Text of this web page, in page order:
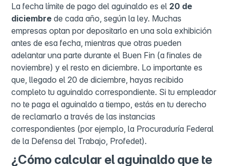
La fecha límite de pago del aguinaldo es el 20 de
diciembre de cada año, según la ley. Muchas
empresas optan por depositarlo en una sola exhibición
antes de esa fecha, mientras que otras pueden
adelantar una parte durante el Buen Fin (a finales de
noviembre) y el resto en diciembre. Lo importante es
que, llegado el 20 de diciembre, hayas recibido
completo tu aguinaldo correspondiente. Si tu empleador
no te paga el aguinaldo a tiempo, estás en tu derecho
de reclamarlo a través de las instancias
correspondientes (por ejemplo, la Procuraduría Federal
de la Defensa del Trabajo, Profedet).
¿Cómo calcular el aguinaldo que te